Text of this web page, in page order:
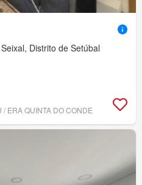
Distrito de Setúbal
ERA QUINTA DO CONDE